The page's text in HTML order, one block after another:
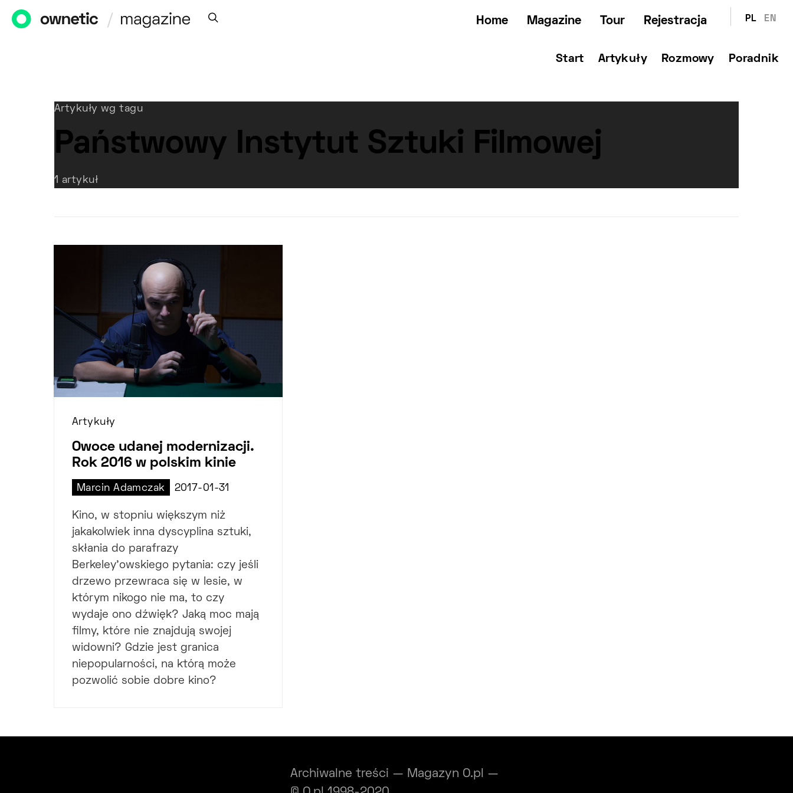
Home Magazine Tour Rejestracja PL EN
Start Artykuły Rozmowy Poradnik
Artykuły wg tagu
Państwowy Instytut Sztuki Filmowej
1 artykuł
Artykuły
Owoce udanej modernizacji.
Rok 2016 w polskim kinie
Marcin Adamczak 2017-01-31
Kino, w stopniu większym niż
jakakolwiek inna dyscyplina sztuki,
skłania do parafrazy
Berkeley’owskiego pytania: czy jeśli
drzewo przewraca się w lesie, w
którym nikogo nie ma, to czy
wydaje ono dźwięk? Jaką moc mają
filmy, które nie znajdują swojej
widowni? Gdzie jest granica
niepopularności, na którą może
pozwolić sobie dobre kino?
Archiwalne treści — Magazyn O.pl —